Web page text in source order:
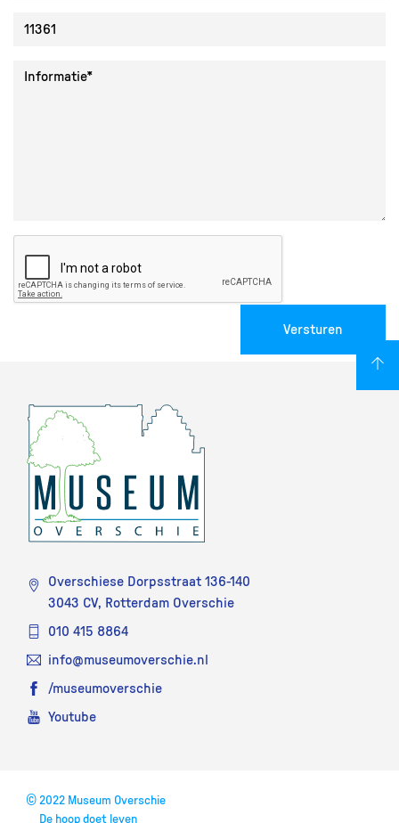
Versturen
Overschiese Dorpsstraat 136-140
3043 CV, Rotterdam Overschie
010 415 8864
info@museumoverschie.nl
/museumoverschie
Youtube
© 2022 Museum Overschie
De hoop doet leven